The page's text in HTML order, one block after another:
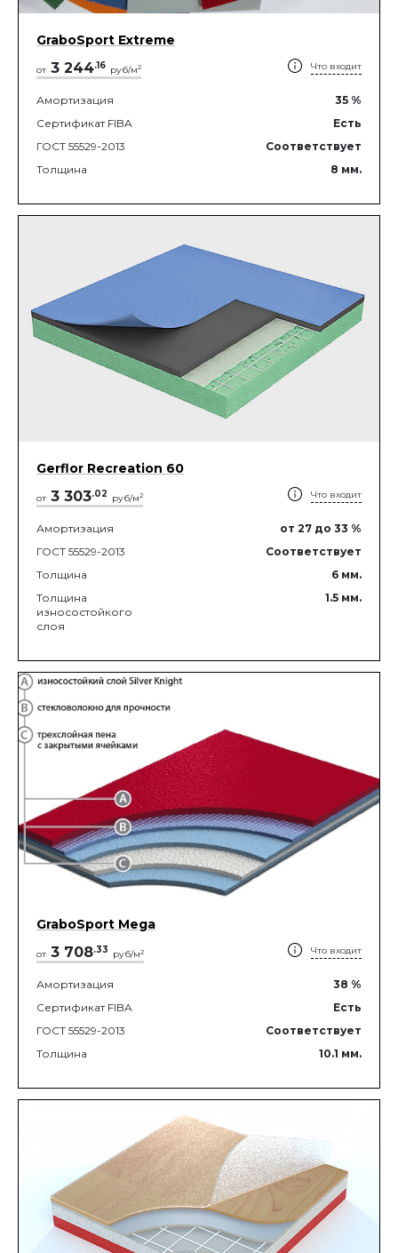
GraboSport Extreme
от 3 244.16 руб/м2 Что входит
Амортизация 35 %
Сертификат FIBA
Есть
ГОСТ 55529-2013
Соответствует
Толщина
8 мм.
Gerflor Recreation 60
от 3 303.02 руб/м2 Что входит
Амортизация от 27 до 33 %
ГОСТ 55529-2013
Соответствует
Толщина
6 мм.
Толщина
износостойкого
слоя
1.5 мм.
GraboSport Mega
от 3 708.33 руб/м2 Что входит
Амортизация 38 %
Сертификат FIBA
Есть
ГОСТ 55529-2013
Соответствует
Толщина
10.1 мм.